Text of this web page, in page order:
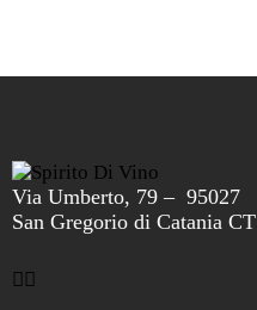
Via Umberto, 79 – 95027
San Gregorio di Catania CT